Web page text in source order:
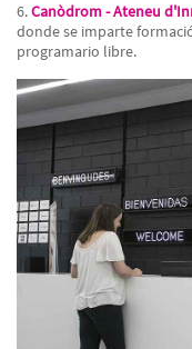
6.Canòdrom - Ateneu
donde se imparte
programario libre.